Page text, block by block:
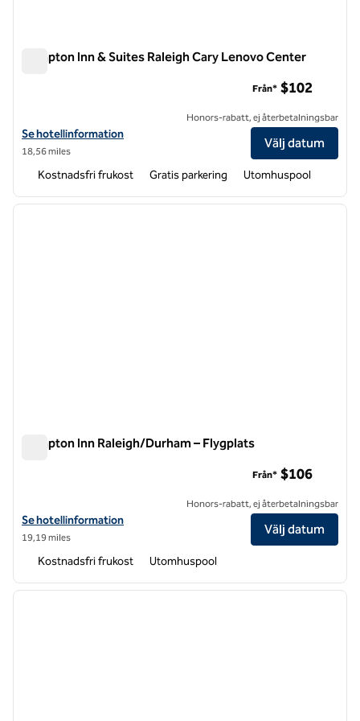
Hampton Inn & Suites Raleigh Cary Lenovo Center
Visa hotelluppgifter för Hampton Inn & Suites Raleigh Cary Lenovo
Se hotellinformation
18,56 miles
Från* $102
Honors-rabatt, ej återbetalningsbar
Välj datum
Kostnadsfri frukost Gratis parkering Utomhuspool
1 av 12
nästa
Hampton Inn Raleigh/Durham – Flygplats
Visa hotelldetaljer för Hampton Inn Raleigh/Durham-Airport
Se hotellinformation
19,19 miles
Från* $106
Honors-rabatt, ej återbetalningsbar
Välj datum
Kostnadsfri frukost Utomhuspool
1 av 12
nästa